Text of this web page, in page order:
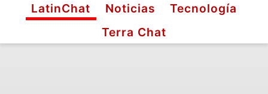
LatinChat
Noticias
Tecnología
Terra Chat